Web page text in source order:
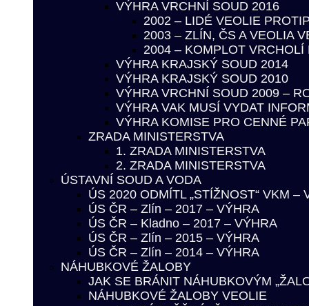
VÝHRA VRCHNÍ SOUD 2016
2002 – LIDÉ VEOLIE
2003 – ZLÍN, ČS A VEOLIA
2004 – KOMPLOT VRCHOLÍ
VÝHRA KRAJSKÝ SOUD 2014
VÝHRA KRAJSKÝ SOUD 2010
VÝHRA VRCHNÍ SOUD 2009 –
VÝHRA VAK MUSÍ VYDAT
VÝHRA KOMISE PRO CENNÉ
ZRADA MINISTERSTVA
1. ZRADA MINISTERSTVA
2. ZRADA MINISTERSTVA
ÚSTAVNÍ SOUD A VODA
ÚS 2020 ODMÍTL „STÍŽNOST“ VKM –
ÚS ČR – Zlín – 2017 – VÝHRA
ÚS ČR – Kladno – 2017 – VÝHRA
ÚS ČR – Zlín – 2015 – VÝHRA
ÚS ČR – Zlín – 2014 – VÝHRA
NÁHUBKOVÉ ŽALOBY
JAK SE BRÁNIT NÁHUBKOVÝM
NÁHUBKOVÉ ŽALOBY VEOLIE